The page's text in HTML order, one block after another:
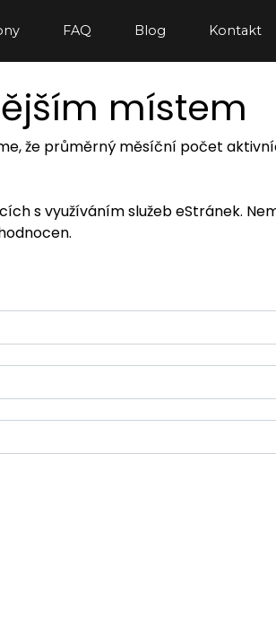
FAQ Blog Kontakt
místem
že průměrný měsíční počet
s využíváním služeb eStránek.